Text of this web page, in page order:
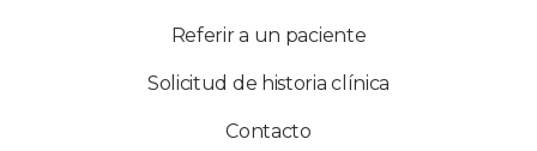
Referir a un paciente
Solicitud de historia clínica
Contacto